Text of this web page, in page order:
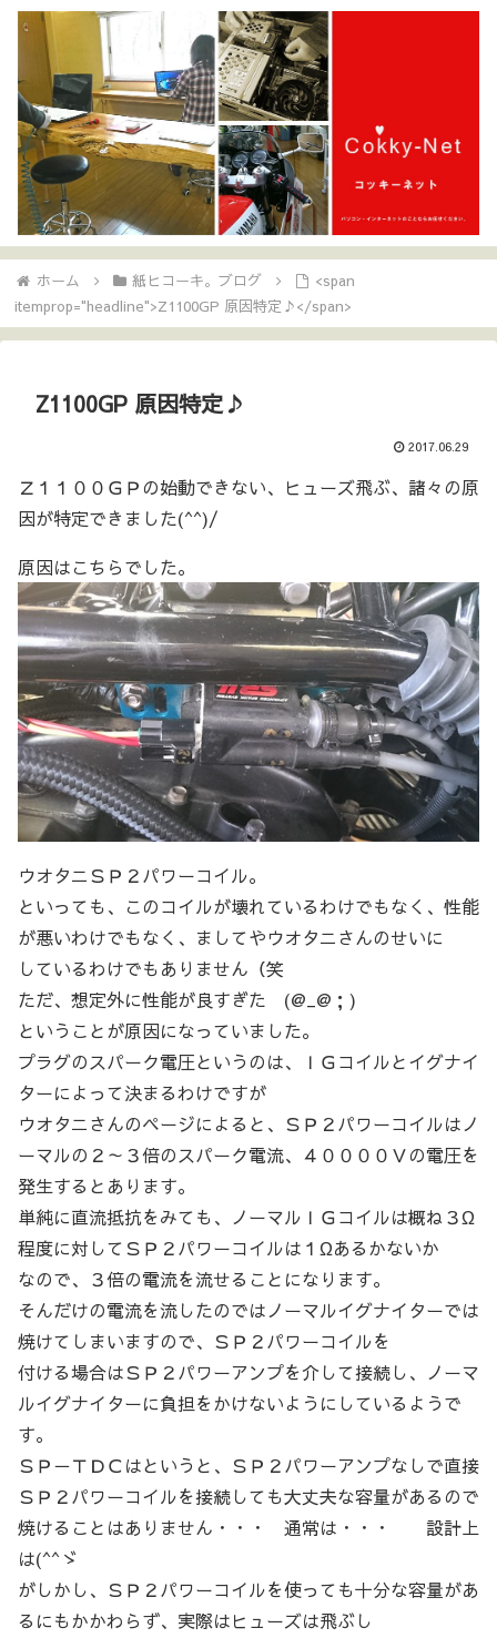
ホーム 紙ヒコーキ。ブログ
<span
itemprop="headline">Z1100GP 原因特定♪</span>
Z1100GP 原因特定♪
2017.06.29
Ｚ１１００ＧＰの始動できない、ヒューズ飛ぶ、諸々の原
因が特定できました(^^)/
原因はこちらでした。
ウオタニＳＰ２パワーコイル。
といっても、このコイルが壊れているわけでもなく、性能
が悪いわけでもなく、ましてやウオタニさんのせいに
しているわけでもありません（笑
ただ、想定外に性能が良すぎた (@_@；)
ということが原因になっていました。
プラグのスパーク電圧というのは、ＩＧコイルとイグナイ
ターによって決まるわけですが
ウオタニさんのページによると、ＳＰ２パワーコイルはノ
ーマルの２～３倍のスパーク電流、４００００Ｖの電圧を
発生するとあります。
単純に直流抵抗をみても、ノーマルＩＧコイルは概ね３Ω
程度に対してＳＰ２パワーコイルは１Ωあるかないか
なので、３倍の電流を流せることになります。
そんだけの電流を流したのではノーマルイグナイターでは
焼けてしまいますので、ＳＰ２パワーコイルを
付ける場合はＳＰ２パワーアンプを介して接続し、ノーマ
ルイグナイターに負担をかけないようにしているようで
す。
ＳＰ－ＴＤＣはというと、ＳＰ２パワーアンプなしで直接
ＳＰ２パワーコイルを接続しても大丈夫な容量があるので
焼けることはありません・・・ 通常は・・・ 設計上
は(^^ゞ
がしかし、ＳＰ２パワーコイルを使っても十分な容量があ
るにもかかわらず、実際はヒューズは飛ぶし